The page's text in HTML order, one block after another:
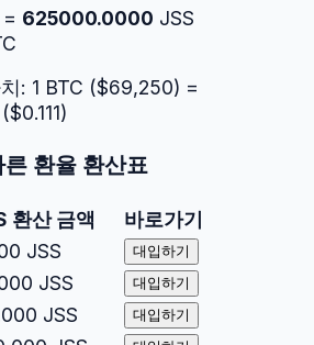
= 625000.0000 JSS
: 1 BTC ($69,250) =
($0.111)
른 환율 환산표
환산 금액
바로가기
JSS 대입하기
JSS 대입하기
JSS 대입하기